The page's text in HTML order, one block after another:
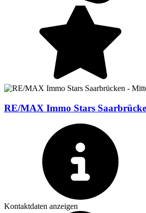
RE/MAX Immo Stars
Kontaktdaten anzeigen